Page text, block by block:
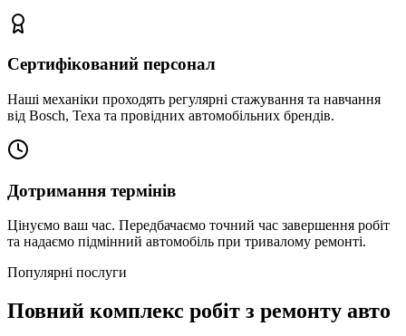
Сертифікований персонал
Наші механіки проходять регулярні стажування та навчання
від Bosch, Texa та провідних автомобільних брендів.
Дотримання термінів
Цінуємо ваш час. Передбачаємо точний час завершення робіт
та надаємо підмінний автомобіль при тривалому ремонті.
Популярні послуги
Повний комплекс робіт з ремонту авто